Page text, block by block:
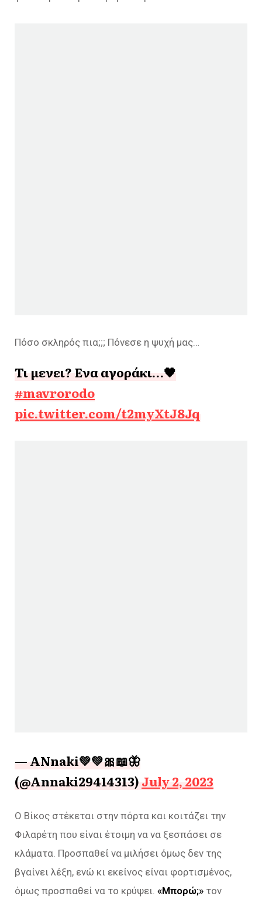
Πόσο σκληρός πια;;; Πόνεσε η ψυχή μας…
Τι μενει? Ενα αγοράκι…🖤
#mavrorodo
pic.twitter.com/t2myXtJ8Jq
— AΝnaki💚💚🎀📖🦋
(@Annaki29414313)July 2, 2023
Ο Βίκος στέκεται στην πόρτα και κοιτάζει την
Φιλαρέτη που είναι έτοιμη να να ξεσπάσει σε
κλάματα. Προσπαθεί να μιλήσει όμως δεν της
βγαίνει λέξη, ενώ κι εκείνος είναι φορτισμένος,
όμως προσπαθεί να το κρύψει. «Μπορώ;» τον